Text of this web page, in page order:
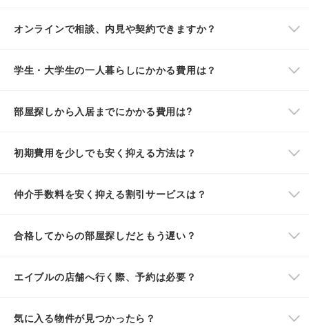
オンラインで相談、内見や契約できますか？
学生・大学生の一人暮らしにかかる費用は？
部屋探しから入居までにかかる費用は?
初期費用を少しでも安く抑える方法は？
仲介手数料を安く抑える割引サービスは？
合格してからの部屋探しだともう遅い？
エイブルの店舗へ行く際、予約は必要？
気に入る物件が見つかったら？